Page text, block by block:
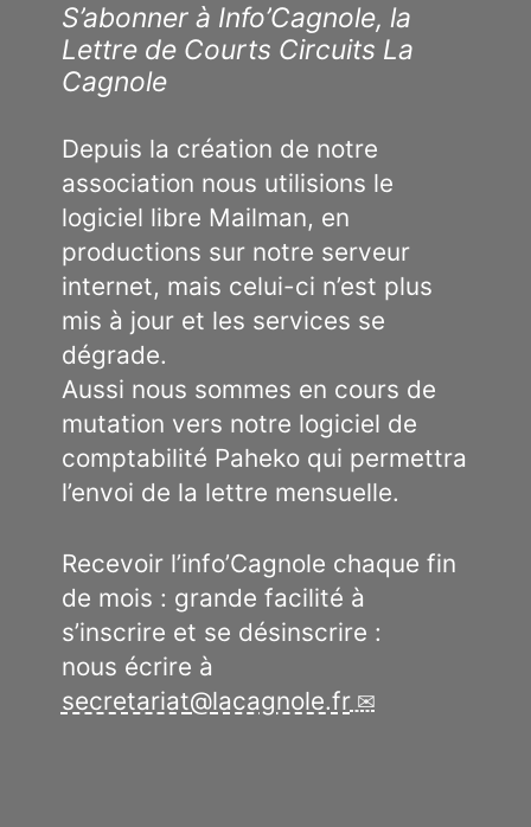
S’abonner à Info’Cagnole, la
Lettre de Courts Circuits La
Cagnole
Depuis la création de notre
association nous utilisions le
logiciel libre Mailman, en
productions sur notre serveur
internet, mais celui-ci n’est plus
mis à jour et les services se
dégrade.
Aussi nous sommes en cours de
mutation vers notre logiciel de
comptabilité Paheko qui permettra
l’envoi de la lettre mensuelle.
Recevoir l’info’Cagnole chaque fin
de mois : grande facilité à
s’inscrire et se désinscrire :
nous écrire à
secretariat@lacagnole.fr